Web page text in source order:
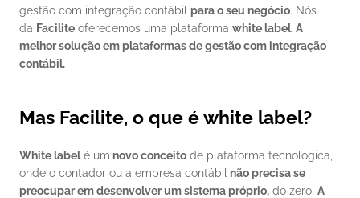
gestão com integração contábil para o seu negócio. Nós
da Facilite oferecemos uma plataforma white label. A
melhor solução em plataformas de gestão com integração
contábil.
Mas Facilite, o que é white label?
White label é um novo conceito de plataforma tecnológica,
onde o contador ou a empresa contábil não precisa se
preocupar em desenvolver um sistema próprio, do zero. A